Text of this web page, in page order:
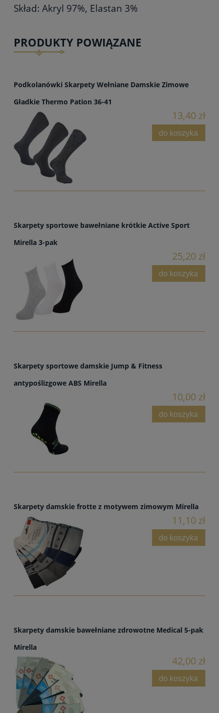
Skład: Akryl 97%, Elastan 3%
PRODUKTY POWIĄZANE
Podkolanówki Skarpety Wełniane Damskie Zimowe
Gładkie Thermo Pation 36-41
13,40 zł
do koszyka
Skarpety sportowe bawełniane krótkie Active Sport
Mirella 3-pak
25,20 zł
do koszyka
Skarpety sportowe damskie Jump & Fitness
antypoślizgowe ABS Mirella
10,00 zł
do koszyka
Skarpety damskie frotte z motywem zimowym Mirella
11,10 zł
do koszyka
Skarpety damskie bawełniane zdrowotne Medical 5-pak
Mirella
42,00 zł
do koszyka